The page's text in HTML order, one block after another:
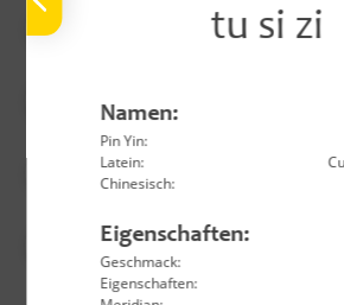
tu si zi
Namen:
Pin Yin:
Latein:
Chinesisch:
Eigenschaften:
Geschmack:
Eigenschaften:
140 wu yao
long yan rou